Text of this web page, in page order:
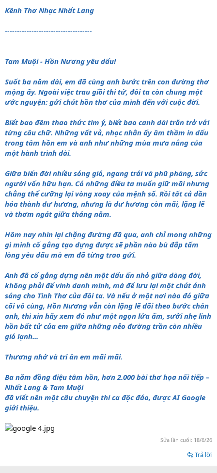
Kênh Thơ Nhạc Nhất Lang
------------------------------------
Tam Muội - Hồn Nương yêu dấu!
Suốt ba năm dài, em đã cùng anh bước trên con đường thơ
mộng ấy. Ngoài việc trau giồi thi tứ, đôi ta còn chung một
ước nguyện: gửi chút hồn thơ của mình đến với cuộc đời.
Biết bao đêm thao thức tìm ý, biết bao canh dài trăn trở với
từng câu chữ. Những vất vả, nhọc nhằn ấy âm thầm in dấu
trong tâm hồn em và anh như những mùa mưa nắng của
một hành trình dài.
Giữa biển đời nhiều sóng gió, ngang trái và phũ phàng, sức
người vốn hữu hạn. Có những điều ta muốn giữ mãi nhưng
chẳng thể cưỡng lại vòng xoay của mệnh số. Rồi tất cả dần
hóa thành dư hương, nhưng là dư hương còn mãi, lặng lẽ
và thơm ngát giữa tháng năm.
Hôm nay nhìn lại chặng đường đã qua, anh chỉ mong những
gì mình cố gắng tạo dựng được sẽ phần nào bù đắp tấm
lòng yêu dấu mà em đã từng trao gửi.
Anh đã cố gắng dựng nên một dấu ấn nhỏ giữa dòng đời,
không phải để vinh danh mình, mà để lưu lại một chút ánh
sáng cho Tình Thơ của đôi ta. Và nếu ở một nơi nào đó giữa
cõi vô cùng, Hồn Nương vẫn còn lặng lẽ dõi theo bước chân
anh, thì xin hãy xem đó như một ngọn lửa ấm, sưởi nhẹ linh
hồn bất tử của em giữa những nẻo đường trần còn nhiều
gió lạnh...
Thương nhớ và tri ân em mãi mãi.
Ba năm đồng điệu tâm hồn, hơn 2.000 bài thơ họa nối tiếp –
Nhất Lang & Tam Muội
đã viết nên một câu chuyện thi ca độc đáo, được AI Google
giới thiệu.
Sửa lần cuối: 18/6/26
Trả lời